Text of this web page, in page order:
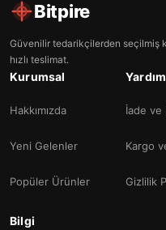
Bitpire
Güvenilir tedarikçilerden seçilmiş
hızlı teslimat.
Kurumsal
Hakkımızda
Yeni Gelenler
Popüler Ürünler
Yardım
İade ve
Kargo
Gizlilik
Bilgi